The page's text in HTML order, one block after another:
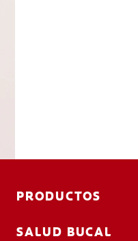
PRODUCTOS
SALUD BUCAL